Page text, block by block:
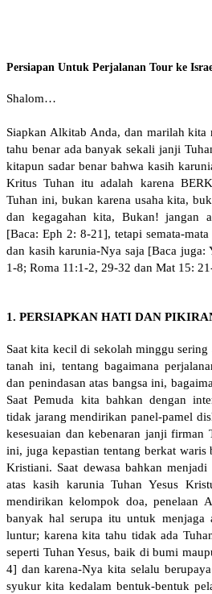
Persiapan Untuk Perjalanan Tour ke
Shalom…
Siapkan Alkitab Anda, dan marilah kita
tahu benar ada banyak sekali janji
kitapun sadar benar bahwa kasih
Kritus Tuhan itu adalah karena
Tuhan ini, bukan karena usaha kita,
dan kegagahan kita, Bukan! jangan
[Baca: Eph 2: 8-21], tetapi semata-
dan kasih karunia-Nya saja [Baca juga:
1-8; Roma 11:1-2, 29-32 dan Mat 15:
1. PERSIAPKAN HATI DAN
Saat kita kecil di sekolah minggu
tanah ini, tentang bagaimana
dan penindasan atas bangsa ini,
Saat Pemuda kita bahkan dengan
tidak jarang mendirikan panel-pamel
kesesuaian dan kebenaran janji firman
ini, juga kepastian tentang berkat waris
Kristiani. Saat dewasa bahkan
atas kasih karunia Tuhan Yesus
mendirikan kelompok doa, penelaan
banyak hal serupa itu untuk
luntur; karena kita tahu tidak ada
seperti Tuhan Yesus, baik di bumi
4] dan karena-Nya kita selalu
syukur kita kedalam bentuk-bentuk